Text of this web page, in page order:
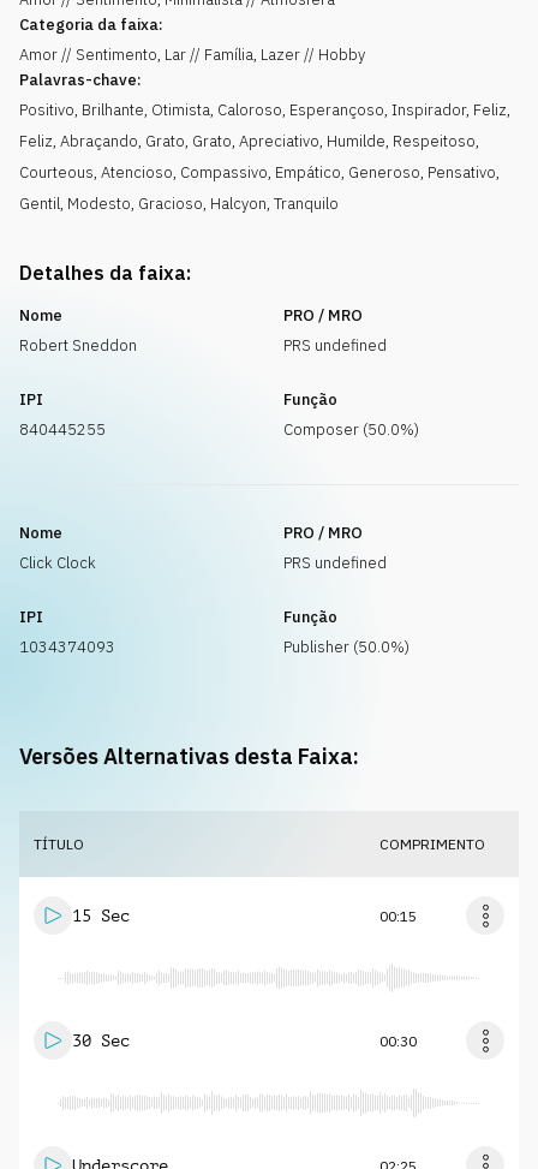
Categoria da faixa:
Amor // Sentimento, Lar // Família, Lazer // Hobby
Palavras-chave:
Positivo, Brilhante, Otimista, Caloroso, Esperançoso, Inspirador, Feliz,
Feliz, Abraçando, Grato, Grato, Apreciativo, Humilde, Respeitoso,
Courteous, Atencioso, Compassivo, Empático, Generoso, Pensativo,
Gentil, Modesto, Gracioso, Halcyon, Tranquilo
Detalhes da faixa:
Nome
Robert Sneddon
PRO / MRO
PRS undefined
IPI
840445255
Função
Composer (50.0%)
Nome
Click Clock
PRO / MRO
PRS undefined
IPI
1034374093
Função
Publisher (50.0%)
Versões Alternativas desta Faixa:
TÍTULO COMPRIMENTO
15 Sec 00:15
30 Sec 00:30
02:25